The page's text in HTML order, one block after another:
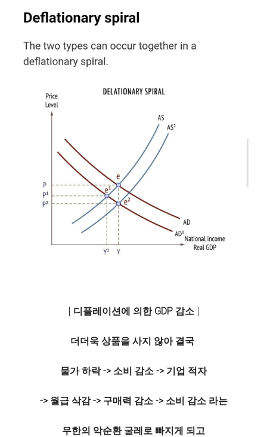
[ 디플레이션에 의한 GDP 감소]
더더욱 상품을 사지 않아 결국
물가 하락 -> 소비 감소 -> 기업 적자
-> 월급 삭감 -> 구매력 감소 -> 소비 감소 라는
무한의 악순환 굴레로 빠지게 되고